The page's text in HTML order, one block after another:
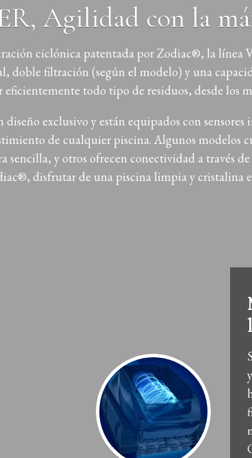
Agilidad con la
ciclónica patentada por Zodiac®, la
doble filtración (según el modelo) y una
eficientemente todo tipo de residuos, desde los
exclusivo y están equipados con
de cualquier piscina. Algunos
sencilla, y otros ofrecen conectividad a través
disfrutar de una piscina limpia y cristalina